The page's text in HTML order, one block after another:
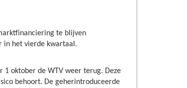
te blijven
in het vierde kwartaal.
1 oktober de WTV weer terug. Deze
behoort. De geherintroduceerde